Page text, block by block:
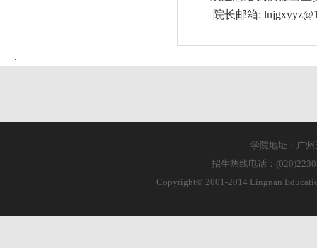
院长邮箱:
学院地址：广
招生热线电话：
Copyright© 2001-2014 Lingnan